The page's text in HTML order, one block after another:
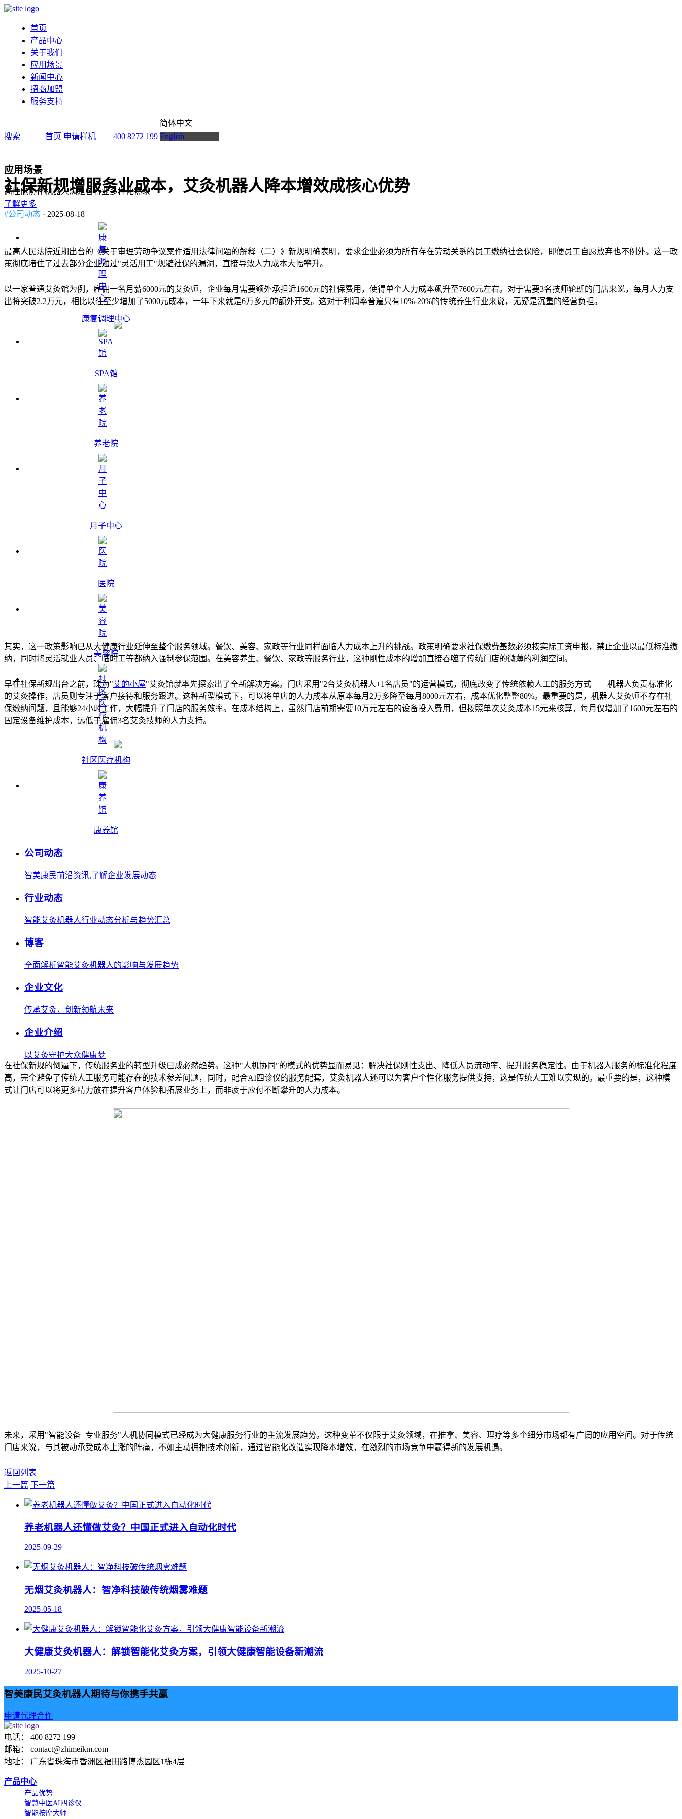
首页
产品中心
关于我们
应用场景
新闻中心
招商加盟
服务支持
搜索 首页 申请样机 400 8272 199
简体中文
English
应用场景
高性能协作机器人满足各行业多样化需求
了解更多
康复调理中心
SPA馆
养老院
月子中心
医院
美容院
社区医疗机构
康养馆
公司动态
智美康民前沿资讯,了解企业发展动态
行业动态
智能艾灸机器人行业动态分析与趋势汇总
博客
全面解析智能艾灸机器人的影响与发展趋势
企业文化
传承艾灸，创新领航未来
企业介绍
以艾灸守护大众健康梦
社保新规增服务业成本，艾灸机器人降本增效成核心优势
#公司动态 · 2025-08-18
最高人民法院近期出台的《关于审理劳动争议案件适用法律问题的解释（二）》新规明确表明，要求企业必须为所有存在劳动关系的员工缴纳社会保险，即便员工自愿放弃也不例外。这一政
策彻底堵住了过去部分企业通过"灵活用工"规避社保的漏洞，直接导致人力成本大幅攀升。
以一家普通艾灸馆为例，雇佣一名月薪6000元的艾灸师，企业每月需要额外承担近1600元的社保费用，使得单个人力成本飙升至7600元左右。对于需要3名技师轮班的门店来说，每月人力支
出将突破2.2万元，相比以往至少增加了5000元成本，一年下来就是6万多元的额外开支。这对于利润率普遍只有10%-20%的传统养生行业来说，无疑是沉重的经营负担。
其实，这一政策影响已从大健康行业延伸至整个服务领域。餐饮、美容、家政等行业同样面临人力成本上升的挑战。政策明确要求社保缴费基数必须按实际工资申报，禁止企业以最低标准缴
纳，同时将灵活就业人员、临时工等都纳入强制参保范围。在美容养生、餐饮、家政等服务行业，这种刚性成本的增加直接吞噬了传统门店的微薄的利润空间。
早在社保新规出台之前，珠海"艾的小屋"艾灸馆就率先探索出了全新解决方案。门店采用"2台艾灸机器人+1名店员"的运营模式，彻底改变了传统依赖人工的服务方式——机器人负责标准化
的艾灸操作，店员则专注于客户接待和服务跟进。这种新型模式下，可以将单店的人力成本从原本每月2万多降至每月8000元左右，成本优化整整80%。最重要的是，机器人艾灸师不存在社
保缴纳问题，且能够24小时工作，大幅提升了门店的服务效率。在成本结构上，虽然门店前期需要10万元左右的设备投入费用，但按照单次艾灸成本15元来核算，每月仅增加了1600元左右的
固定设备维护成本，远低于雇佣3名艾灸技师的人力支持。
在社保新规的倒逼下，传统服务业的转型升级已成必然趋势。这种"人机协同"的模式的优势显而易见：解决社保刚性支出、降低人员流动率、提升服务稳定性。由于机器人服务的标准化程度
高，完全避免了传统人工服务可能存在的技术参差问题，同时，配合AI四诊仪的服务配套，艾灸机器人还可以为客户个性化服务提供支持，这是传统人工难以实现的。最重要的是，这种模
式让门店可以将更多精力放在提升客户体验和拓展业务上，而非疲于应付不断攀升的人力成本。
未来，采用"智能设备+专业服务"人机协同模式已经成为大健康服务行业的主流发展趋势。这种变革不仅限于艾灸领域，在推拿、美容、理疗等多个细分市场都有广阔的应用空间。对于传统
门店来说，与其被动承受成本上涨的阵痛，不如主动拥抱技术创新，通过智能化改造实现降本增效，在激烈的市场竞争中赢得新的发展机遇。
返回列表
上一篇 下一篇
养老机器人还懂做艾灸？中国正式进入自动化时代
2025-09-29
无烟艾灸机器人：智净科技破传统烟雾难题
2025-05-18
大健康艾灸机器人：解锁智能化艾灸方案，引领大健康智能设备新潮流
2025-10-27
智美康民艾灸机器人期待与你携手共赢
申请代理合作
电话： 400 8272 199
邮箱： contact@zhimeikm.com
地址： 广东省珠海市香洲区福田路博杰园区1栋4层
产品中心
产品优势
智慧中医AI四诊仪
智能按摩大师